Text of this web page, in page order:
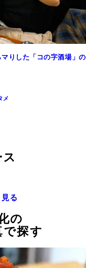
りした「コの字酒場」の
メ
る
の
で探す